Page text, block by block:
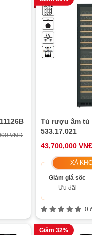
VNĐ
Tủ rượu âm tủ
533.17.021
43,700,000
XẢ
Giảm giá sốc
Ưu đãi
0
Giảm 32%